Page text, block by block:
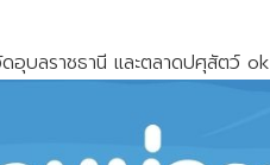
อุบลราชธานี และตลาดปศุสัตว์ ok